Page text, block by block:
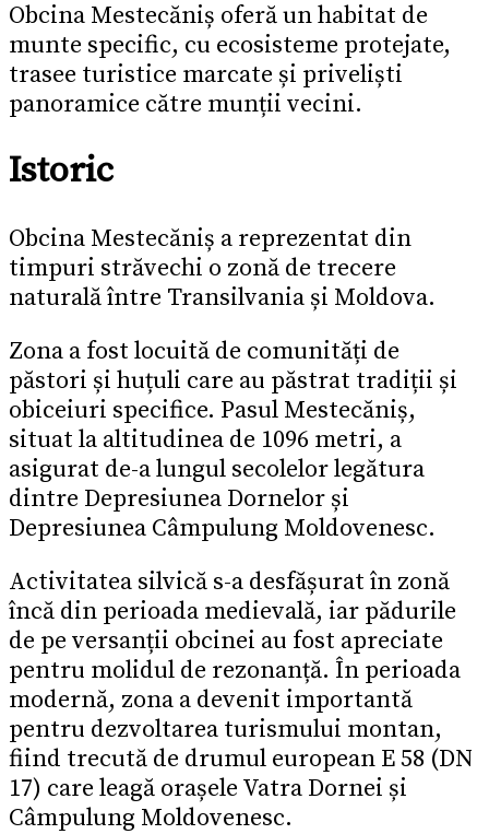
Obcina Mestecăniș oferă un habitat de
munte specific, cu ecosisteme protejate,
trasee turistice marcate și priveliști
panoramice către munții vecini.
Istoric
Obcina Mestecăniș a reprezentat din
timpuri străvechi o zonă de trecere
naturală între Transilvania și Moldova.
Zona a fost locuită de comunități de
păstori și huțuli care au păstrat tradiții și
obiceiuri specifice. Pasul Mestecăniș,
situat la altitudinea de 1096 metri, a
asigurat de-a lungul secolelor legătura
dintre Depresiunea Dornelor și
Depresiunea Câmpulung Moldovenesc.
Activitatea silvică s-a desfășurat în zonă
încă din perioada medievală, iar pădurile
de pe versanții obcinei au fost apreciate
pentru molidul de rezonanță. În perioada
modernă, zona a devenit importantă
pentru dezvoltarea turismului montan,
fiind trecută de drumul european E 58 (DN
17) care leagă orașele Vatra Dornei și
Câmpulung Moldovenesc.